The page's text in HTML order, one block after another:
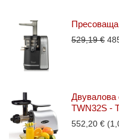
Пресоваща
529,19€
Двувалова
TWN32S -
552,20 €